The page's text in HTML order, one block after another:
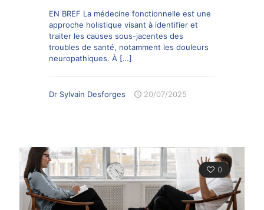
EN BREF La médecine fonctionnelle est une
approche holistique visant à identifier et
traiter les causes sous-jacentes des
troubles de santé, notamment les douleurs
neuropathiques. À […]
Dr Sylvain Desforges 20/07/2025
0